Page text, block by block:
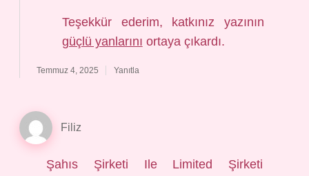
Teşekkür ederim, katkınız yazının
güçlü yanlarını ortaya çıkardı.
Temmuz 4, 2025 Yanıtla
Filiz
Şahıs Şirketi Ile Limited Şirketi